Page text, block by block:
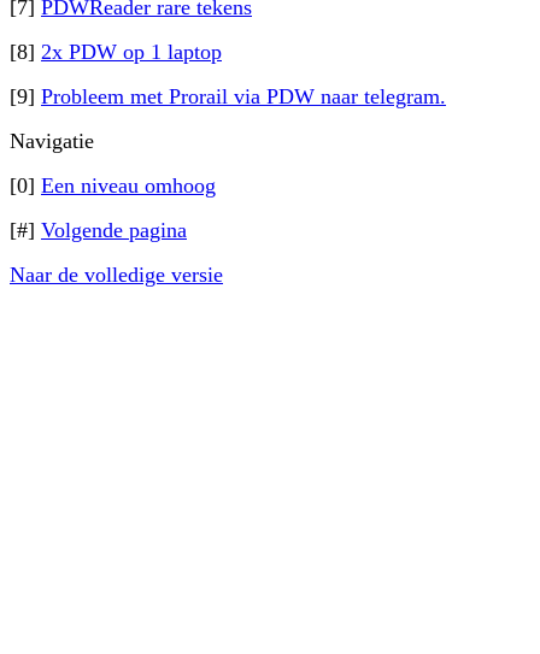
[7] PDWReader rare tekens
[8] 2x PDW op 1 laptop
[9] Probleem met Prorail via PDW naar telegram.
Navigatie
[0] Een niveau omhoog
[#] Volgende pagina
Naar de volledige versie